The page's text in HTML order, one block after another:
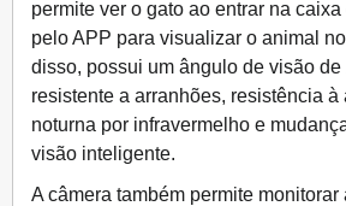
permite ver o gato ao entrar na
pelo APP para visualizar o animal
disso, possui um ângulo de visão de
resistente a arranhões, resistência
noturna por infravermelho e
visão inteligente.
A câmera também permite monitorar